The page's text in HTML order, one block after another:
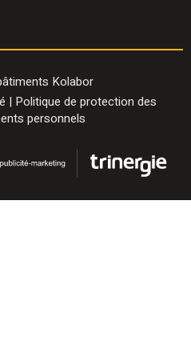
Kolabor
| Politique de protection des
personnels